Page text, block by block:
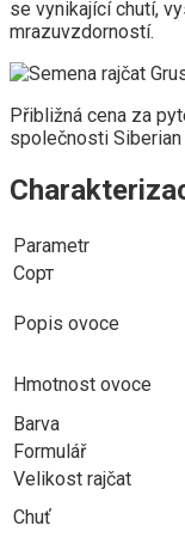
se vynikající chutí,
mrazuvzdorností.
Přibližná cena za
společnosti Siberian
Parametr
Сорт
Popis ovoce
Hmotnost ovoce
Barva
Formulář
Velikost rajčat
Chuť